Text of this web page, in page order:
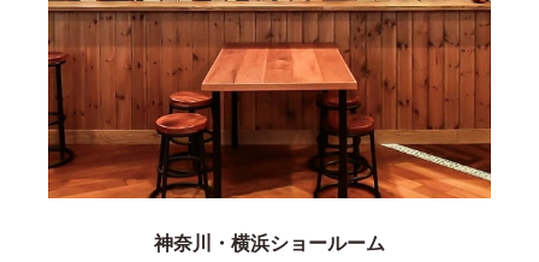
神奈川・横浜ショールーム